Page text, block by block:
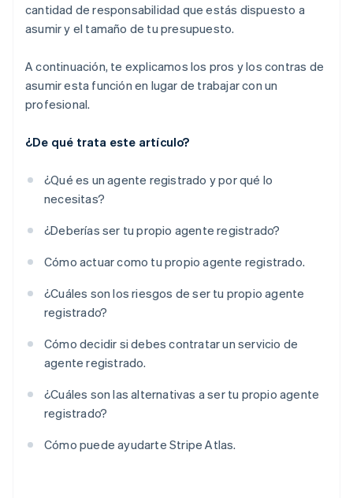
cantidad de responsabilidad que estás dispuesto a
asumir y el tamaño de tu presupuesto.
A continuación, te explicamos los pros y los contras de
asumir esta función en lugar de trabajar con un
profesional.
¿De qué trata este artículo?
¿Qué es un agente registrado y por qué lo
necesitas?
¿Deberías ser tu propio agente registrado?
Cómo actuar como tu propio agente registrado.
¿Cuáles son los riesgos de ser tu propio agente
registrado?
Cómo decidir si debes contratar un servicio de
agente registrado.
¿Cuáles son las alternativas a ser tu propio agente
registrado?
Cómo puede ayudarte Stripe Atlas.